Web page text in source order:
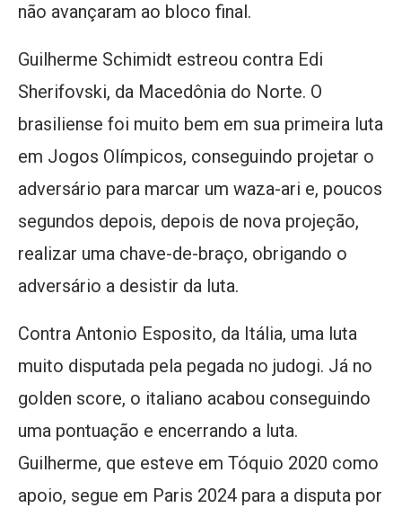
não avançaram ao bloco final.
Guilherme Schimidt estreou contra Edi
Sherifovski, da Macedônia do Norte. O
brasiliense foi muito bem em sua primeira luta
em Jogos Olímpicos, conseguindo projetar o
adversário para marcar um waza-ari e, poucos
segundos depois, depois de nova projeção,
realizar uma chave-de-braço, obrigando o
adversário a desistir da luta.
Contra Antonio Esposito, da Itália, uma luta
muito disputada pela pegada no judogi. Já no
golden score, o italiano acabou conseguindo
uma pontuação e encerrando a luta.
Guilherme, que esteve em Tóquio 2020 como
apoio, segue em Paris 2024 para a disputa por